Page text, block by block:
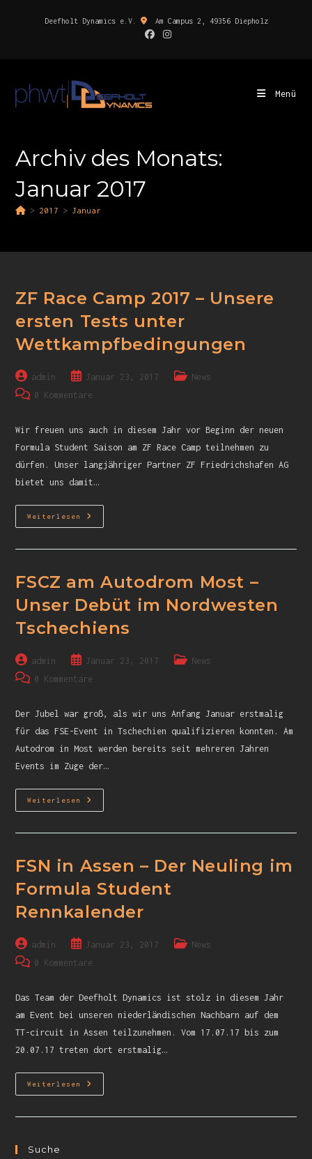
Deefholt Dynamics e.V. Am Campus 2, 49356 Diepholz
Menü
Archiv des Monats:
Januar 2017
> 2017 > Januar
ZF Race Camp 2017 – Unsere
ersten Tests unter
Wettkampfbedingungen
admin Januar 23, 2017
News
0 Kommentare
Wir freuen uns auch in diesem Jahr vor Beginn der neuen
Formula Student Saison am ZF Race Camp teilnehmen zu
dürfen. Unser langjähriger Partner ZF Friedrichshafen AG
bietet uns damit…
Weiterlesen
FSCZ am Autodrom Most –
Unser Debüt im Nordwesten
Tschechiens
admin Januar 23, 2017
News
0 Kommentare
Der Jubel war groß, als wir uns Anfang Januar erstmalig
für das FSE-Event in Tschechien qualifizieren konnten. Am
Autodrom in Most werden bereits seit mehreren Jahren
Events im Zuge der…
Weiterlesen
FSN in Assen – Der Neuling im
Formula Student
Rennkalender
admin Januar 23, 2017
News
0 Kommentare
Das Team der Deefholt Dynamics ist stolz in diesem Jahr
am Event bei unseren niederländischen Nachbarn auf dem
TT-circuit in Assen teilzunehmen. Vom 17.07.17 bis zum
20.07.17 treten dort erstmalig…
Weiterlesen
Suche